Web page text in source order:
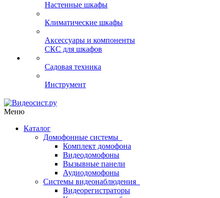
Настенные шкафы
Климатические шкафы
Аксессуары и компоненты
СКС для шкафов
Садовая техника
Инструмент
Меню
Каталог
Домофонные системы
Комплект домофона
Видеодомофоны
Вызывные панели
Аудиодомофоны
Системы видеонаблюдения
Видеорегистраторы